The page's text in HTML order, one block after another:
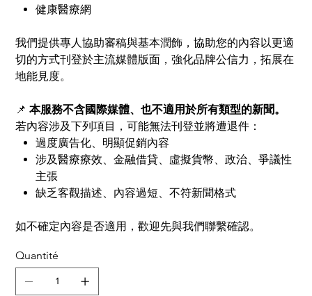
健康醫療網
我們提供專人協助審稿與基本潤飾，協助您的內容以更適
切的方式刊登於主流媒體版面，強化品牌公信力，拓展在
地能見度。
📌本服務不含國際媒體、也不適用於所有類型的新聞。
若內容涉及下列項目，可能無法刊登並將遭退件：
過度廣告化、明顯促銷內容
涉及醫療療效、金融借貸、虛擬貨幣、政治、爭議性
主張
缺乏客觀描述、內容過短、不符新聞格式
如不確定內容是否適用，歡迎先與我們聯繫確認。
Quantité